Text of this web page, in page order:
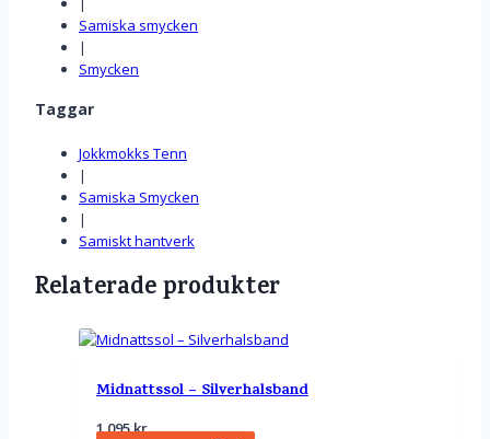
Samiska smycken
|
Smycken
Taggar
Jokkmokks Tenn
|
Samiska Smycken
|
Samiskt hantverk
Relaterade produkter
Midnattssol – Silverhalsband
1 095kr